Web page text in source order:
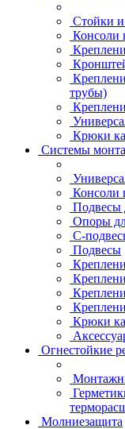
Стойки
Консоли
трубы)
Крюки
Системы
Консоли
Подвесы
Опоры
С-
Подвесы
Крюки
Огнестойкие
Молниезащита